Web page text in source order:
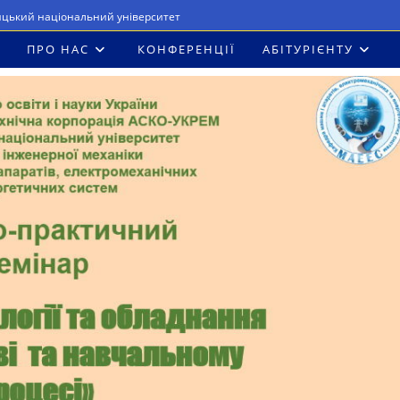
національний університет
ПРО НАС КОНФЕРЕНЦІЇ АБІТУРІЄНТУ